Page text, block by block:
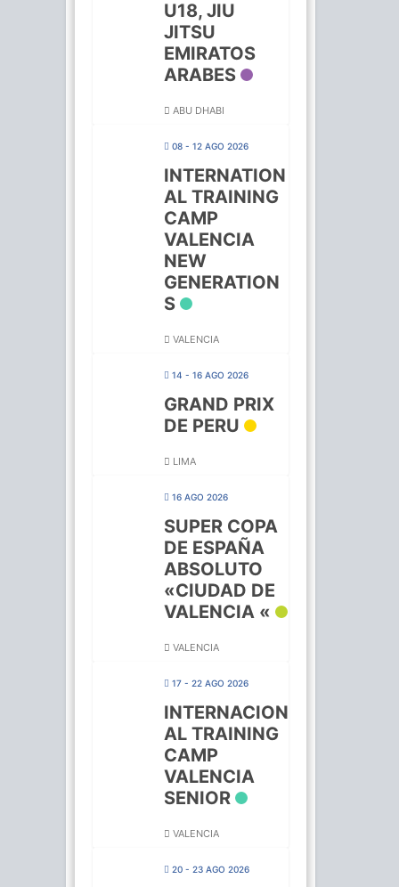
U18, JIU
JITSU
EMIRATOS
ARABES
ABU DHABI
08 - 12 AGO 2026
INTERNATION
AL TRAINING
CAMP
VALENCIA
NEW
GENERATION
S
VALENCIA
14 - 16 AGO 2026
GRAND PRIX
DE PERU
LIMA
16 AGO 2026
SUPER COPA
DE ESPAÑA
ABSOLUTO
«CIUDAD DE
VALENCIA «
VALENCIA
17 - 22 AGO 2026
INTERNACION
AL TRAINING
CAMP
VALENCIA
SENIOR
VALENCIA
20 - 23 AGO 2026